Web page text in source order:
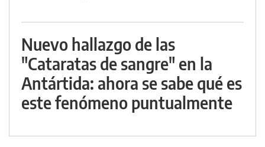
Nuevo hallazgo de las
"Cataratas de sangre" en la
Antártida: ahora se sabe qué es
este fenómeno puntualmente